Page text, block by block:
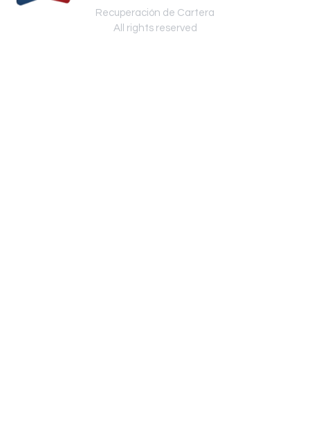
Recuperación de Cartera
All rights reserved